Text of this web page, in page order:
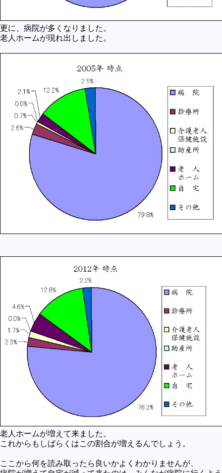
更に、病院が多くなりました。
老人ホームが現れ出しました。
老人ホームが増えて来ました。
これからもしばらくはこの割合が増えるんでしょう。
ここから何を読み取ったら良いかよくわかりませんが、